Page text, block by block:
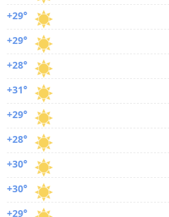
+29°
+29°
+28°
+31°
+29°
+28°
+30°
+30°
+29°